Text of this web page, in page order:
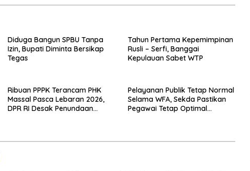
Diduga Bangun SPBU Tanpa
Izin, Bupati Diminta Bersikap
Tegas
Tahun Pertama Kepemimpinan
Rusli – Serfi, Banggai
Kepulauan Sabet WTP
Ribuan PPPK Terancam PHK
Massal Pasca Lebaran 2026,
DPR RI Desak Penundaan
Pelayanan Publik Tetap Normal
Selama WFA, Sekda Pastikan
Pegawai Tetap Optimal